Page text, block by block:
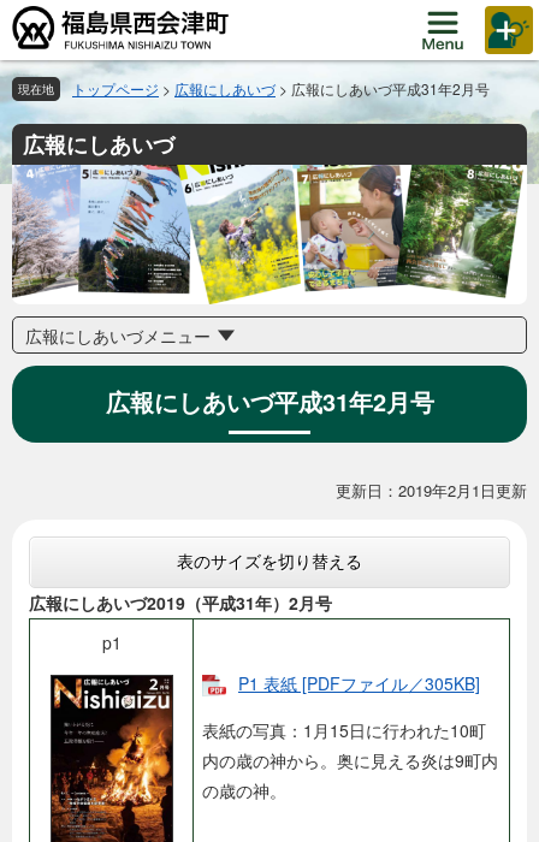
ペ
ー
ジ
の
頭
で
す。
メ
ニ
ュ
ー
飛
ば
し
て
本
文
へ
現在地 トップページ > 広報にしあいづ > 広報にしあいづ平成31年2月号
広報にしあいづ
広報にしあいづメニュー
広報にしあいづ平成31年2月号
更新日：2019年2月1日更新
表のサイズを切り替える
広報にしあいづ2019（平成31年）2月号
p1
P1 表紙 [PDFファイル／305KB]
表紙の写真：1月15日に行われた10町
内の歳の神から。奥に見える炎は9町内
の歳の神。